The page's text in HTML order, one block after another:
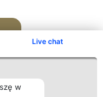
Live chat
w